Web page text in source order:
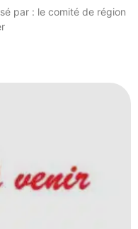
par : le comité de région